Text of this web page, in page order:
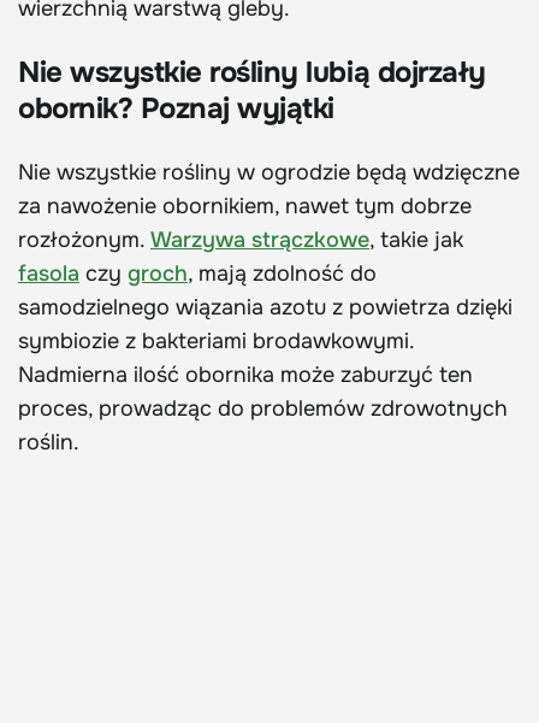
wierzchnią warstwą gleby.
Nie wszystkie rośliny lubią dojrzały
obornik? Poznaj wyjątki
Nie wszystkie rośliny w ogrodzie będą wdzięczne
za nawożenie obornikiem, nawet tym dobrze
rozłożonym. Warzywa strączkowe, takie jak
fasola czy groch, mają zdolność do
samodzielnego wiązania azotu z powietrza dzięki
symbiozie z bakteriami brodawkowymi.
Nadmierna ilość obornika może zaburzyć ten
proces, prowadząc do problemów zdrowotnych
roślin.